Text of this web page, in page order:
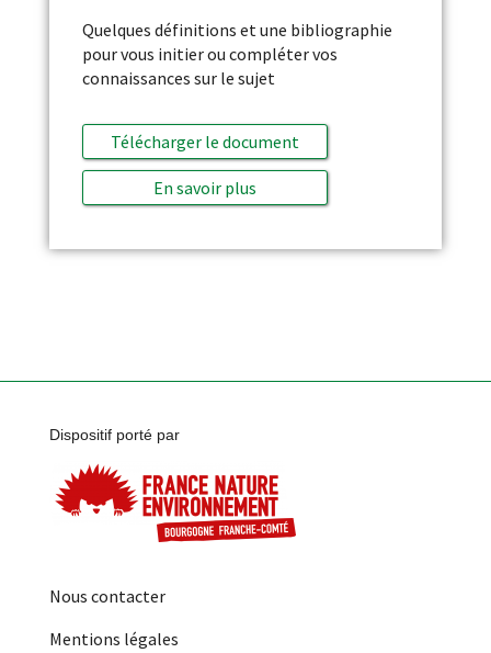
Quelques définitions et une bibliographie
pour vous initier ou compléter vos
connaissances sur le sujet
Télécharger le document
En savoir plus
Dispositif porté par
Nous contacter
Mentions légales